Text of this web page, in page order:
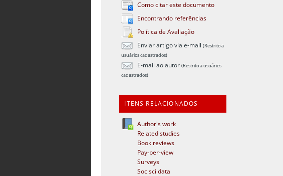
Como citar este documento
Encontrando referências
Política de Avaliação
Enviar artigo via e-mail(Restrito a
usuários cadastrados)
E-mail ao autor(Restrito a usuários
cadastrados)
ITENS RELACIONADOS
Author's work
Related studies
Book reviews
Pay-per-view
Surveys
Soc sci data